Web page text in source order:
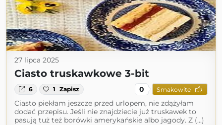
27 lipca 2025
Ciasto truskawkowe 3-bit
6 1 Zapisz 0 Smakowite
Ciasto piekłam jeszcze przed urlopem, nie zdążyłam
dodać przepisu. Jeśli nie znajdziecie już truskawek to
pasują tuż też borówki amerykańskie albo jagody. Z (...)